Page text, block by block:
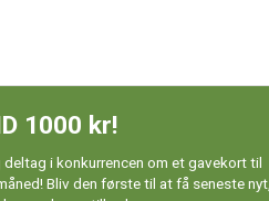
1000 kr!
i konkurrencen om et gavekort til
Bliv den første til at få seneste nyt,